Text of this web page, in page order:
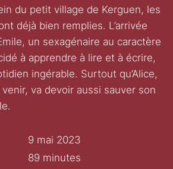
du petit village de Kerguen, les
déjà bien remplies. L’arrivée
un sexagénaire au caractère
à apprendre à lire et à écrire,
ingérable. Surtout qu’Alice,
va devoir aussi sauver son
9 mai 2023
89 minutes